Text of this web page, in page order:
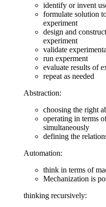
identify or invent
formulate solution
experiment
design and
experiment
validate
run experment
evaluate results of
repeat as needed
Abstraction:
choosing the right
operating in terms
simultaneously
defining the
Automation:
think in terms of
Mechanization is
thinking recursively: